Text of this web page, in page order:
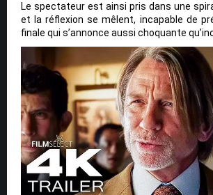
Le spectateur est ainsi pris dans une
et la réflexion se mêlent, incapable de
finale qui s’annonce aussi choquante